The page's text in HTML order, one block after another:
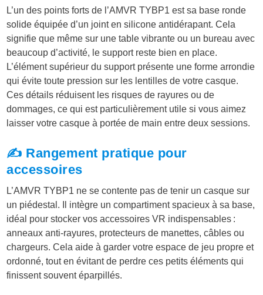
L’un des points forts de l’AMVR TYBP1 est sa base ronde
solide équipée d’un joint en silicone antidérapant. Cela
signifie que même sur une table vibrante ou un bureau avec
beaucoup d’activité, le support reste bien en place.
L’élément supérieur du support présente une forme arrondie
qui évite toute pression sur les lentilles de votre casque.
Ces détails réduisent les risques de rayures ou de
dommages, ce qui est particulièrement utile si vous aimez
laisser votre casque à portée de main entre deux sessions.
✍️ Rangement pratique pour
accessoires
L’AMVR TYBP1 ne se contente pas de tenir un casque sur
un piédestal. Il intègre un compartiment spacieux à sa base,
idéal pour stocker vos accessoires VR indispensables :
anneaux anti-rayures, protecteurs de manettes, câbles ou
chargeurs. Cela aide à garder votre espace de jeu propre et
ordonné, tout en évitant de perdre ces petits éléments qui
finissent souvent éparpillés.